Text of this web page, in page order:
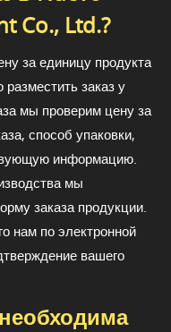
Co., Ltd.?
за единицу продукта
заказ у
мы проверим цену за
способ упаковки,
информацию.
мы
заказа продукции.
нам по электронной
вашего